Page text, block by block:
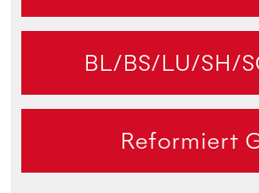
BL/BS/LU/SH/
Reformiert